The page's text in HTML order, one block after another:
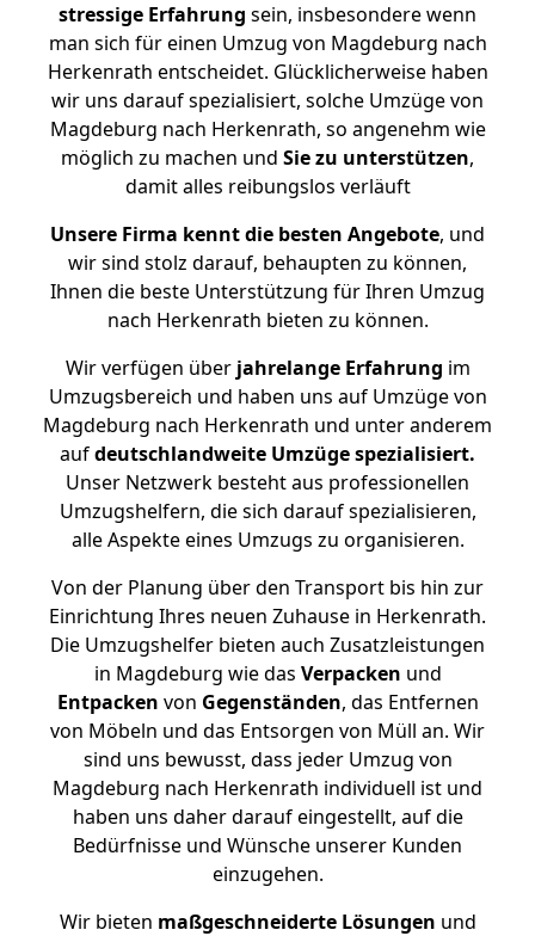
stressige Erfahrung sein, insbesondere wenn
man sich für einen Umzug von Magdeburg nach
Herkenrath entscheidet. Glücklicherweise haben
wir uns darauf spezialisiert, solche Umzüge von
Magdeburg nach Herkenrath, so angenehm wie
möglich zu machen und Sie zu unterstützen,
damit alles reibungslos verläuft
Unsere Firma kennt die besten Angebote, und
wir sind stolz darauf, behaupten zu können,
Ihnen die beste Unterstützung für Ihren Umzug
nach Herkenrath bieten zu können.
Wir verfügen überjahrelange Erfahrung im
Umzugsbereich und haben uns auf Umzüge von
Magdeburg nach Herkenrath und unter anderem
aufdeutschlandweite Umzüge spezialisiert.
Unser Netzwerk besteht aus professionellen
Umzugshelfern, die sich darauf spezialisieren,
alle Aspekte eines Umzugs zu organisieren.
Von der Planung über den Transport bis hin zur
Einrichtung Ihres neuen Zuhause in Herkenrath.
Die Umzugshelfer bieten auch Zusatzleistungen
in Magdeburg wie das Verpacken und
Entpacken von Gegenständen, das Entfernen
von Möbeln und das Entsorgen von Müll an. Wir
sind uns bewusst, dass jeder Umzug von
Magdeburg nach Herkenrath individuell ist und
haben uns daher darauf eingestellt, auf die
Bedürfnisse und Wünsche unserer Kunden
einzugehen.
Wir bieten maßgeschneiderte Lösungen und